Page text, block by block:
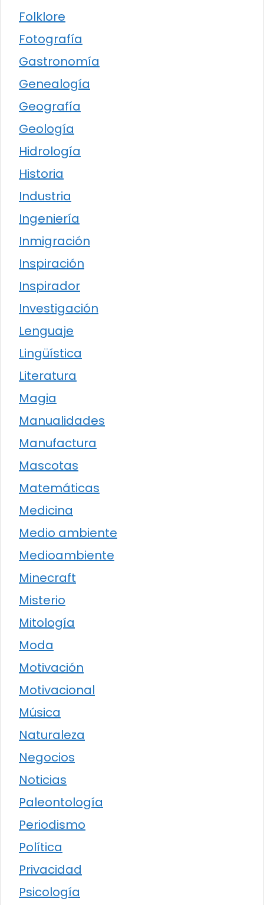
Folklore
Fotografía
Gastronomía
Genealogía
Geografía
Geología
Hidrología
Historia
Industria
Ingeniería
Inmigración
Inspiración
Inspirador
Investigación
Lenguaje
Lingüística
Literatura
Magia
Manualidades
Manufactura
Mascotas
Matemáticas
Medicina
Medio ambiente
Medioambiente
Minecraft
Misterio
Mitología
Moda
Motivación
Motivacional
Música
Naturaleza
Negocios
Noticias
Paleontología
Periodismo
Política
Privacidad
Psicología